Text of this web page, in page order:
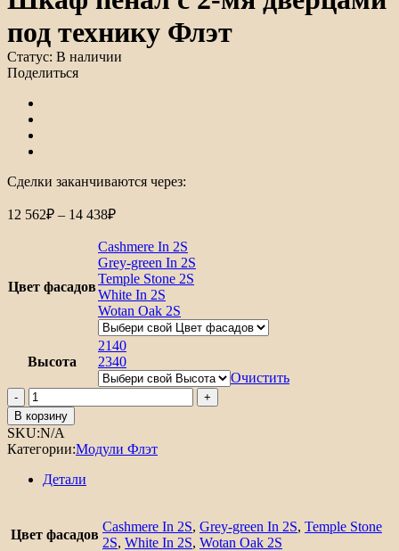
под технику Флэт
Статус: В наличии
Поделиться
Сделки заканчиваются через:
12 562₽ – 14 438₽Диапазон
12
562₽
–
14
438₽
Цвет фасадов
Cashmere In 2S
Grey-green In 2S
Temple Stone 2S
White In 2S
Wotan Oak 2S
Высота
2140
2340
Очистить
Количество
товара
Шкаф
пенал
с
2-
технику
В корзину
SKU:N/A
Категории:Модули Флэт
Детали
Цвет фасадов
Cashmere In 2S, Grey-green In 2S, Temple Stone
2S, White In 2S, Wotan Oak 2S